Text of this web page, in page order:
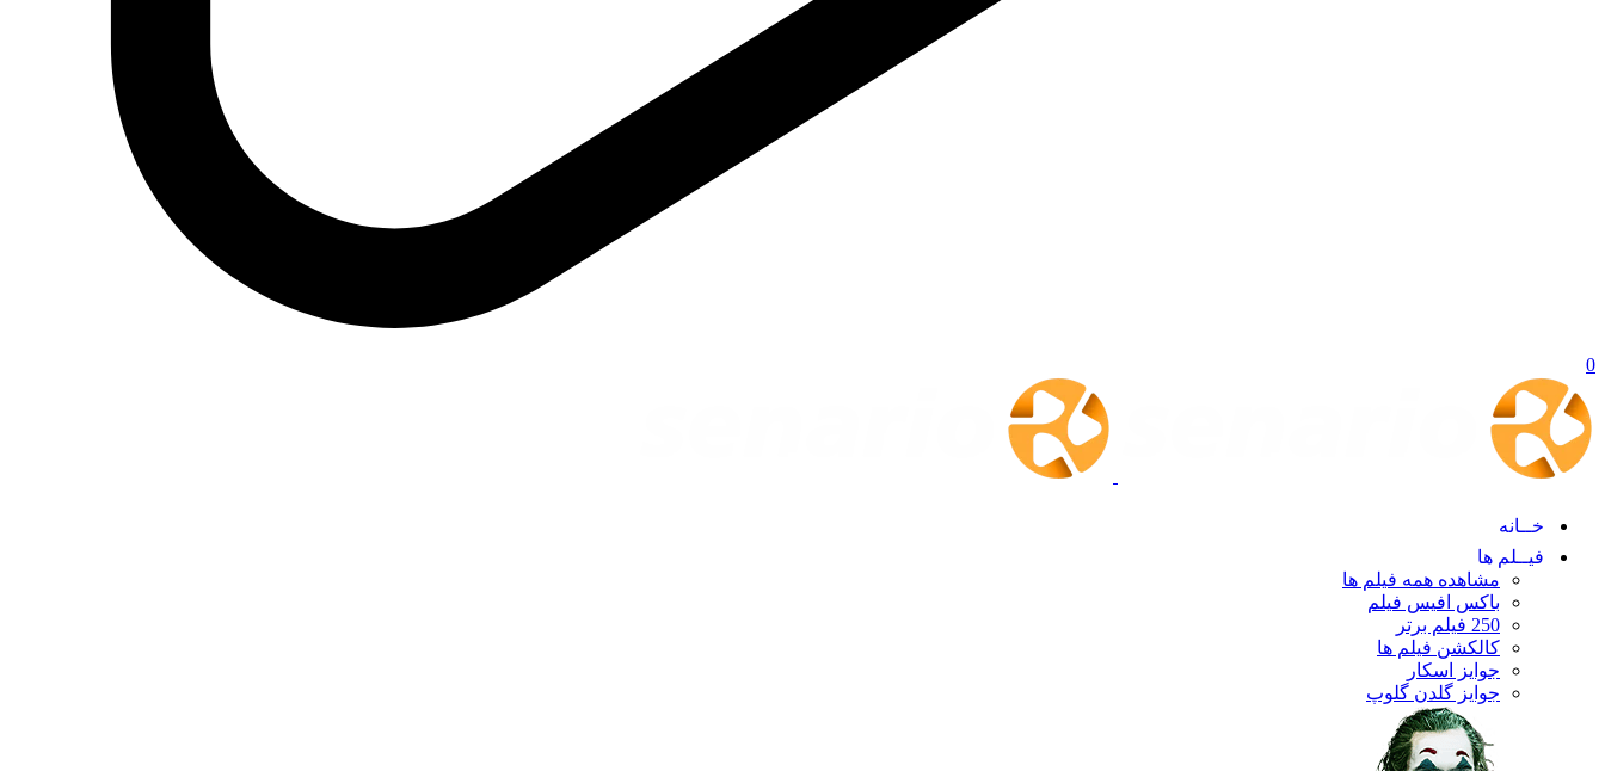
0
خــانه
فیــلم ها
مشاهده همه فیلم ها
باکس افیس فیلم
250 فیلم برتر
کالکشن فیلم ها
جوایز اسکار
جوایز گلدن گلوپ